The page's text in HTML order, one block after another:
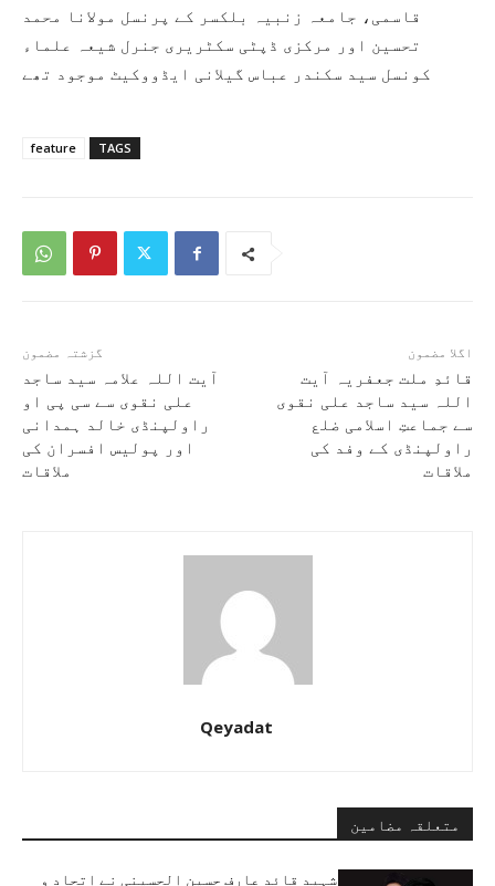
قاسمی، جامعہ زنبیہ بلکسر کے پرنسل مولانا محمد
تحسین اور مرکزی ڈپٹی سکٹریری جنرل شیعہ علماء
کونسل سید سکندر عباس گیلانی ایڈووکیٹ موجود تھے
TAGS
feature
گزشتہ مضمون
آیت اللہ علامہ سید ساجد
علی نقوی سے سی پی او
راولپنڈی خالد ہمدانی
اور پولیس افسران کی
ملاقات
اگلا مضمون
قائدِ ملت جعفریہ آیت
اللہ سید ساجد علی نقوی
سے جماعتِ اسلامی ضلع
راولپنڈی کے وفد کی
ملاقات
Qeyadat
متعلقہ مضامین
شہید قائد عارف حسین الحسینی نے اتحاد و